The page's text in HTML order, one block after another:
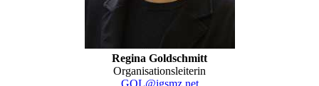
Regina Goldschmitt
Organisationsleiterin
GOL@igsmz.net